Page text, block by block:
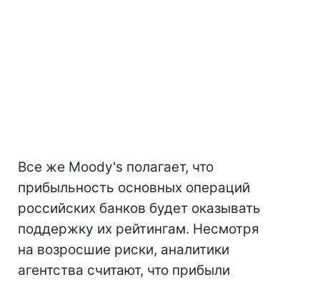
Все же Moody's полагает, что
прибыльность основных операций
российских банков будет оказывать
поддержку их рейтингам. Несмотря
на возросшие риски, аналитики
агентства считают, что прибыли